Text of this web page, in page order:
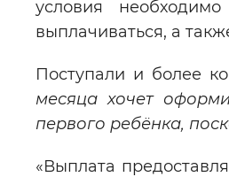
условия
выплачиваться, а
Поступали и более
месяца хочет
первого ребёнка,
«Выплата